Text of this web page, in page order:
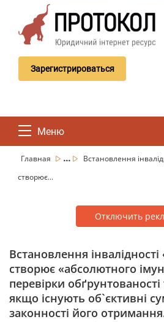
Зарегистрироваться
Меню
Главная ...
Встановлення
створює...
Отключить
Встановлення
створює «абсолютного
перевірки обґрунтованості
якщо існують об`єктивні
законності його